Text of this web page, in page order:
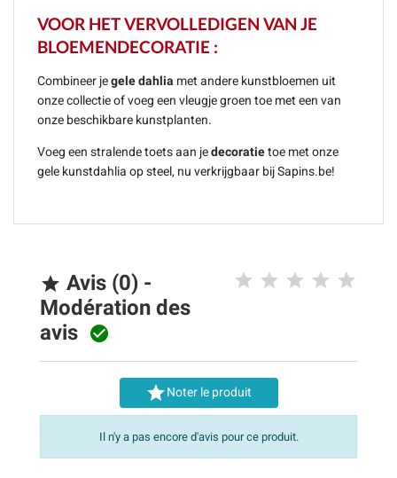
VOOR HET VERVOLLEDIGEN VAN JE
BLOEMENDECORATIE :
Combineer jegele dahlia met andere kunstbloemen uit
onze collectie of voeg een vleugje groen toe met een van
onze beschikbare kunstplanten.
Voeg een stralende toets aan jedecoratietoe met onze
gele kunstdahlia op steel, nu verkrijgbaar bij Sapins.be!
 Avis (0) -
Modération des
avis 
Noter le produit
Il n'y a pas encore d'avis pour ce produit.